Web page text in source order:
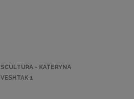
SCULTURA - KATERYNA
VESHTAK 1